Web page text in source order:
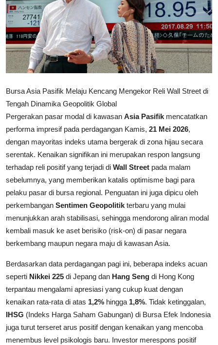
Bursa Asia Pasifik Melaju Kencang Mengekor Reli Wall Street di
Tengah Dinamika Geopolitik Global
Pergerakan pasar modal di kawasan Asia Pasifik mencatatkan
performa impresif pada perdagangan Kamis, 21 Mei 2026,
dengan mayoritas indeks utama bergerak di zona hijau secara
serentak. Kenaikan signifikan ini merupakan respon langsung
terhadap reli positif yang terjadi di Wall Street pada malam
sebelumnya, yang memberikan katalis optimisme bagi para
pelaku pasar di bursa regional. Penguatan ini juga dipicu oleh
perkembangan Sentimen Geopolitik terbaru yang mulai
menunjukkan arah stabilisasi, sehingga mendorong aliran modal
kembali masuk ke aset berisiko (risk-on) di pasar negara
berkembang maupun negara maju di kawasan Asia.
Berdasarkan data perdagangan pagi ini, beberapa indeks acuan
seperti Nikkei 225 di Jepang dan Hang Seng di Hong Kong
terpantau mengalami apresiasi yang cukup kuat dengan
kenaikan rata-rata di atas 1,2% hingga 1,8%. Tidak ketinggalan,
IHSG (Indeks Harga Saham Gabungan) di Bursa Efek Indonesia
juga turut terseret arus positif dengan kenaikan yang mencoba
menembus level psikologis baru. Investor merespons positif